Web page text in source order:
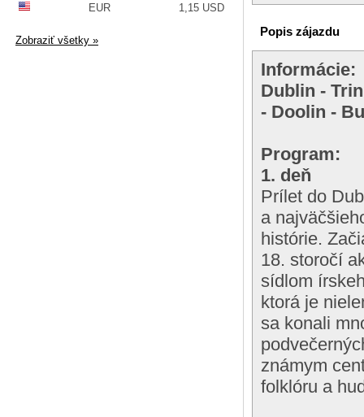
Popis zájazdu
Informácie:
Dublin -
- Doolin -
Program:
1. deň
Prílet do
a
histórie.
18. storočí
sídlom
ktorá je
sa konali
známym
folklóru a
EUR
1,15 USD
Zobraziť všetky »